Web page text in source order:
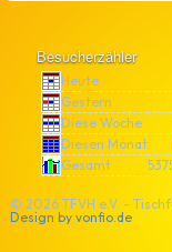
Besucherzähler
Heute
Gestern
Diese Woche
Diesen Monat
Gesamt
© 2026 TFVH e.V. -
Design by vonfio.de